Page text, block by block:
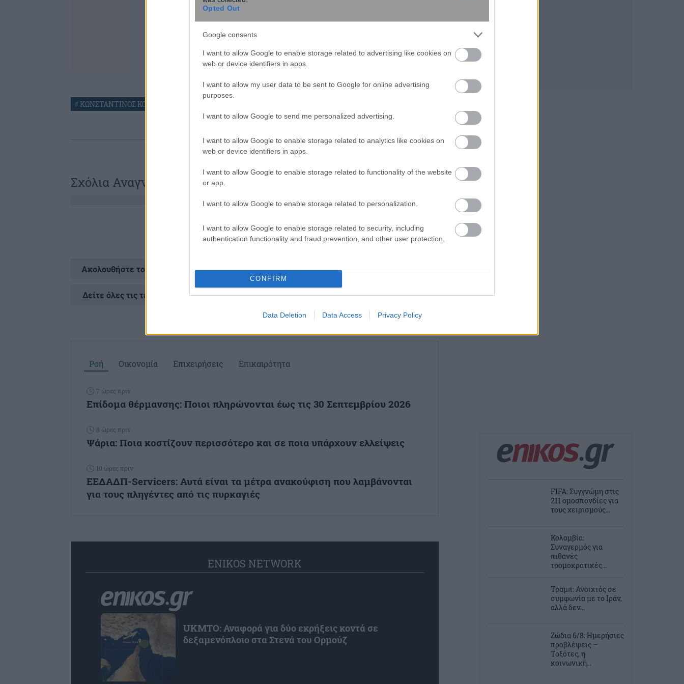
Opted Out
Google consents
I want to allow Google to enable storage related to advertising like cookies on
web or device identifiers in apps.
I want to allow my user data to be sent to Google for online advertising
purposes.
I want to allow Google to send me personalized advertising.
I want to allow Google to enable storage related to analytics like cookies on
web or device identifiers in apps.
I want to allow Google to enable storage related to functionality of the website
or app.
I want to allow Google to enable storage related to personalization.
I want to allow Google to enable storage related to security, including
authentication functionality and fraud prevention, and other user protection.
CONFIRM
Data Deletion Data Access Privacy Policy
#ΚΩΝΣΤΑΝΤΙΝΟΣ ΚΟΛΛΙΑΣ
share
Σχόλια Αναγνωστών
σχολίασε και εσύ
Ακολουθήστε το στοGoogle Newsκαι μάθετε πρώτοι όλες τις ειδήσεις
Δείτε όλες τις τελευταίες Ειδήσειςαπό την Ελλάδα και τον Κόσμο στο
Ροή Οικονομία Επιχειρήσεις Επικαιρότητα
7 ώρες πριν
Επίδομα θέρμανσης: Ποιοι πληρώνονται έως τις 30 Σεπτεμβρίου 2026
8 ώρες πριν
Ψάρια: Ποια κοστίζουν περισσότερο και σε ποια υπάρχουν ελλείψεις
10 ώρες πριν
ΕΕΔΑΔΠ-Servicers: Αυτά είναι τα μέτρα ανακούφιση που λαμβάνονται
για τους πληγέντες από τις πυρκαγιές
ENIKOS NETWORK
UKMTO: Αναφορά για δύο εκρήξεις κοντά σε
δεξαμενόπλοιο στα Στενά του Ορμούζ
FIFA: Συγγνώμη στις
211 ομοσπονδίες για
τους χειρισμούς...
Κολομβία:
Συναγερμός για
πιθανές
τρομοκρατικές...
Τραμπ: Ανοιχτός σε
συμφωνία με το Ιράν,
αλλά δεν...
Ζώδια 6/8: Ημερήσιες
προβλέψεις –
Τοξότες, η
κοινωνική...